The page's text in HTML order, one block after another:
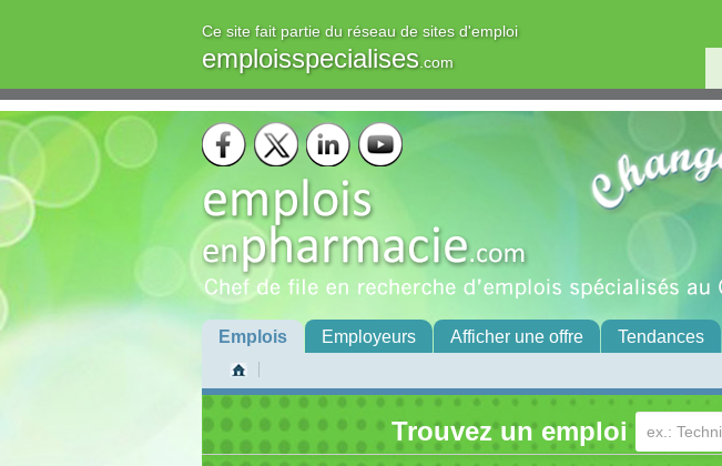
Ce site fait partie du réseau de sites d'emploi
emploisspecialises.com
Emplois Employeurs Afficher une offre Tendances
Trouvez un emploi